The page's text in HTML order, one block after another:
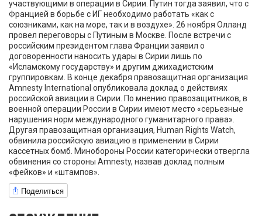
участвующими в операции в Сирии. Путин тогда заявил, что с
Францией в борьбе с ИГ необходимо работать «как с
союзниками, как на море, так и в воздухе». 26 ноября Олланд
провел переговоры с Путиным в Москве. После встречи с
российским президентом глава Франции заявил о
договоренности наносить удары в Сирии лишь по
«Исламскому государству» и другим джихадистским
группировкам. В конце декабря правозащитная организация
Amnesty International опубликовала доклад о действиях
российской авиации в Сирии. По мнению правозащитников, в
военной операции России в Сирии имеют место «серьезные
нарушения норм международного гуманитарного права».
Другая правозащитная организация, Human Rights Watch,
обвинила российскую авиацию в применении в Сирии
кассетных бомб. Минобороны России категорически отвергла
обвинения со стороны Amnesty, назвав доклад полным
«фейков» и «штампов».
Поделиться